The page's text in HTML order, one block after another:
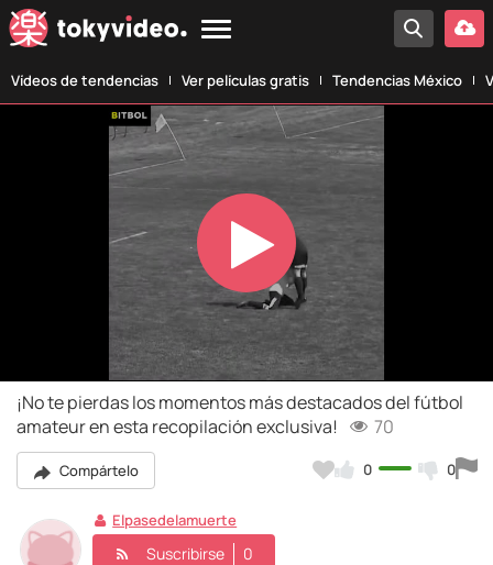
Vídeos de tendencias Ver películas gratis Tendencias México
Play
Video
¡No te pierdas los momentos más destacados del fútbol
amateur en esta recopilación exclusiva!
70
Compártelo 0 0
Elpasedelamuerte
Suscribirse 0